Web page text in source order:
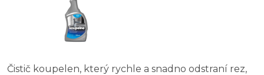
Čistič koupelen, který rychle a snadno odstraní rez,